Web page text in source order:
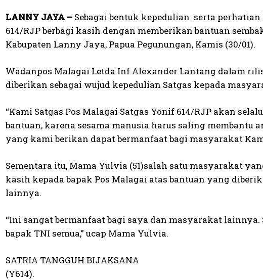
LANNY JAYA – Sebagai bentuk kepedulian serta
614/RJP berbagi kasih dengan memberikan bantuan
Kabupaten Lanny Jaya, Papua Pegunungan, Kamis (30/01).
Wadanpos Malagai Letda Inf Alexander Lantang dalam
diberikan sebagai wujud kepedulian Satgas kepada
“Kami Satgas Pos Malagai Satgas Yonif 614/RJP akan
bantuan, karena sesama manusia harus saling
yang kami berikan dapat bermanfaat bagi masyarakat
Sementara itu, Mama Yulvia (51)salah satu masyarakat
kasih kepada bapak Pos Malagai atas bantuan yang
lainnya.
“Ini sangat bermanfaat bagi saya dan masyarakat
bapak TNI semua,” ucap Mama Yulvia.
SATRIA TANGGUH BIJAKSANA
(Y614).